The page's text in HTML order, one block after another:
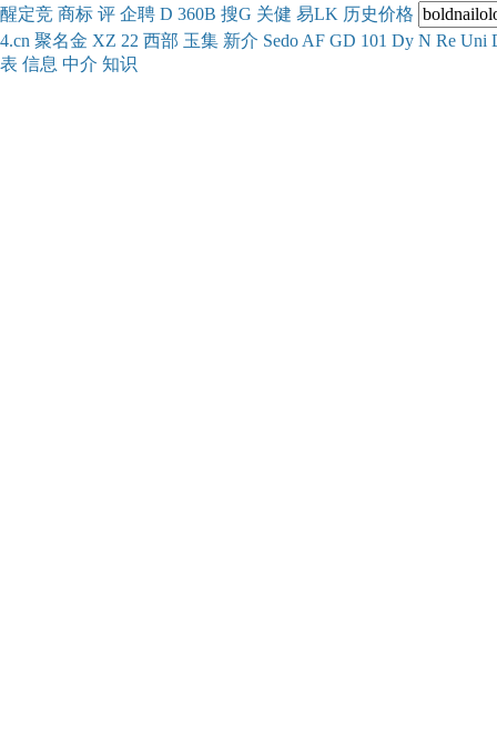
醒定竞 商标 评 企聘 D 360B 搜G 关健 易LK 历史价格
4.cn 聚名金 XZ 22 西部 玉集 新介 Sedo AF GD 101 Dy N Re Uni
表 信息 中介 知识